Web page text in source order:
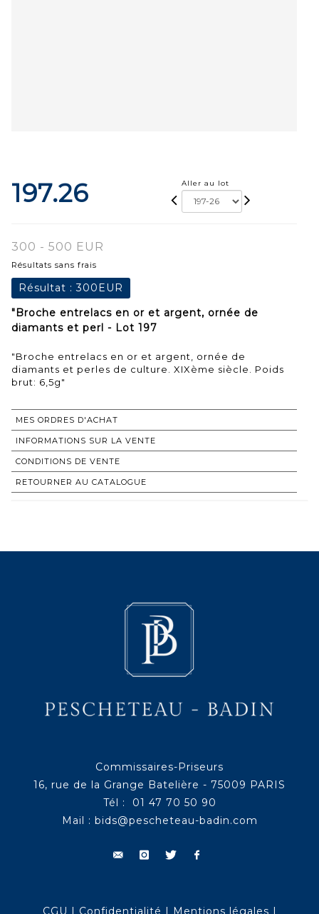
197.26 Aller au lot
300 - 500 EUR
Résultats sans frais
Résultat :300EUR
"Broche entrelacs en or et argent, ornée de
diamants et perl - Lot 197
"Broche entrelacs en or et argent, ornée de
diamants et perles de culture. XIXème siècle. Poids
brut: 6,5g"
MES ORDRES D'ACHAT
INFORMATIONS SUR LA VENTE
CONDITIONS DE VENTE
RETOURNER AU CATALOGUE
Commissaires-Priseurs
16, rue de la Grange Batelière - 75009 PARIS
Tél : 01 47 70 50 90
Mail : bids@pescheteau-badin.com
CGU | Confidentialité | Mentions légales |